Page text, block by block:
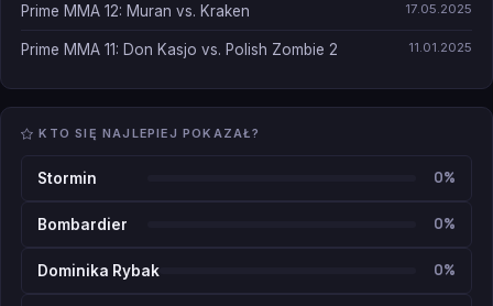
Prime MMA 12: Muran vs. Kraken 17.05.2025
Prime MMA 11: Don Kasjo vs. Polish Zombie 2 11.01.2025
KTO SIĘ NAJLEPIEJ POKAZAŁ?
Stormin 0%
Bombardier 0%
Dominika Rybak 0%